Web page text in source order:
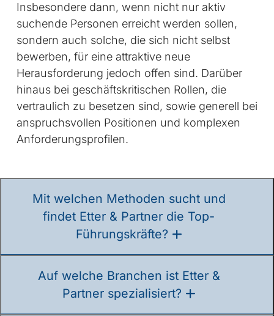
Insbesondere dann, wenn nicht nur aktiv
suchende Personen erreicht werden sollen,
sondern auch solche, die sich nicht selbst
bewerben, für eine attraktive neue
Herausforderung jedoch offen sind. Darüber
hinaus bei geschäftskritischen Rollen, die
vertraulich zu besetzen sind, sowie generell bei
anspruchsvollen Positionen und komplexen
Anforderungsprofilen.
Mit welchen Methoden sucht und
findet Etter & Partner die Top-
Führungskräfte?
Auf welche Branchen ist Etter &
Partner spezialisiert?